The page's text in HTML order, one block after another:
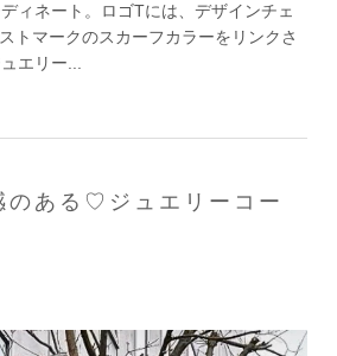
ィネート。ロゴTには、デザインチェ
トマークのスカーフカラーをリンクさ
エリー...
のある♡ジュエリーコー